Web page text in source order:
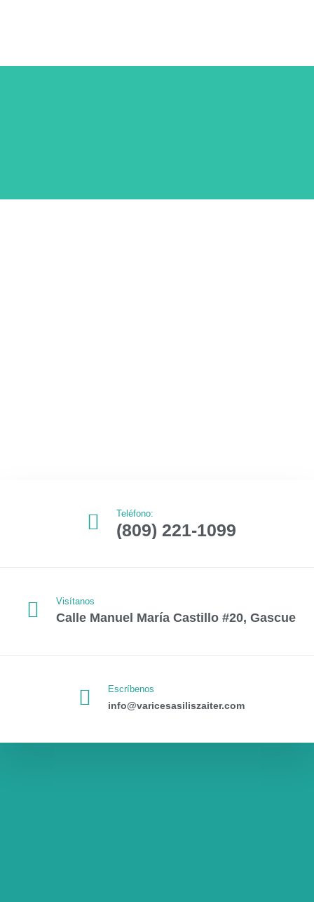
Teléfono:
(809) 221-1099
Visítanos
Calle Manuel María Castillo #20, Gascue
Escríbenos
info@varicesasiliszaiter.com